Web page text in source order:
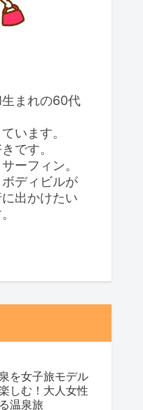
まれの60代
います。
です。
ーフィン。
ディビルが
出かけたい
を女子旅モデル
しむ！大人女性
温泉旅